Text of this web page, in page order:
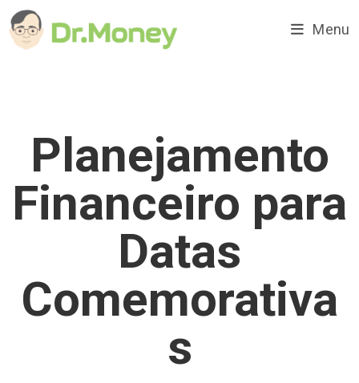
para
Menu
Planejamento
Financeiro para
Datas
Comemorativa
s